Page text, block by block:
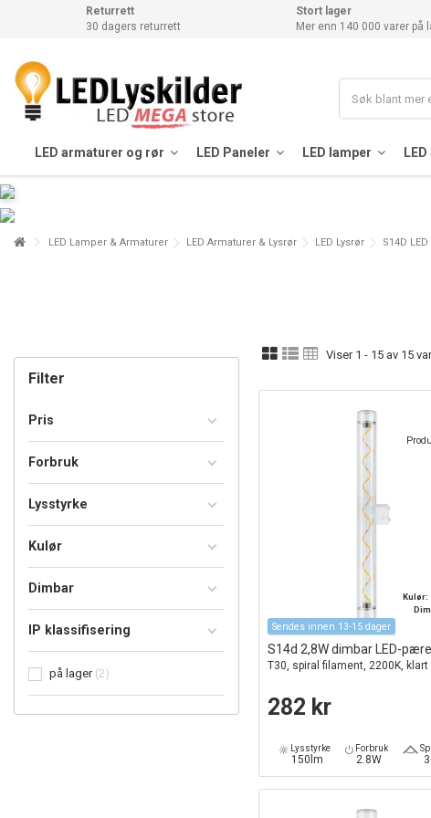
Returrett
30 dagers returrett
Stort lager
Mer enn 140 000 varer på
LED armaturer og rør LED Paneler LED lamper
LED Lamper & Armaturer LED Armaturer & Lysrør LED Lysrør S14D
Viser 1 - 15 av 15
Kulør:
Sendes innen 13-15 dager
S14d 2,8W dimbar LED-pære
T30, spiral filament, 2200K,
282 kr
Lysstyrke
150lm
Forbruk
2.8W
Filter
Pris
Forbruk
Lysstyrke
Kulør
Dimbar
IP klassifisering
på lager 2